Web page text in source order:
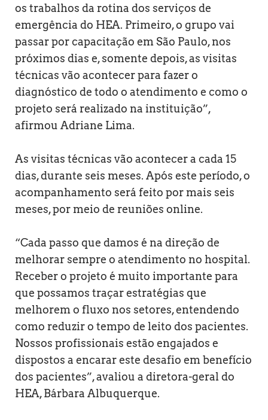
os trabalhos da rotina dos serviços de
emergência do HEA. Primeiro, o grupo vai
passar por capacitação em São Paulo, nos
próximos dias e, somente depois, as visitas
técnicas vão acontecer para fazer o
diagnóstico de todo o atendimento e como o
projeto será realizado na instituição”,
afirmou Adriane Lima.
As visitas técnicas vão acontecer a cada 15
dias, durante seis meses. Após este período, o
acompanhamento será feito por mais seis
meses, por meio de reuniões online.
“Cada passo que damos é na direção de
melhorar sempre o atendimento no hospital.
Receber o projeto é muito importante para
que possamos traçar estratégias que
melhorem o fluxo nos setores, entendendo
como reduzir o tempo de leito dos pacientes.
Nossos profissionais estão engajados e
dispostos a encarar este desafio em benefício
dos pacientes”, avaliou a diretora-geral do
HEA, Bárbara Albuquerque.